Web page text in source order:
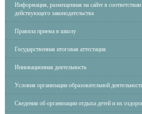
Информация, размещенная на сайте в
действующего законодательства
Правила приема в школу
Государственная итоговая аттестация
Инновационная деятельность
Условия организации образовательной
Сведения об организации отдыха детей и их